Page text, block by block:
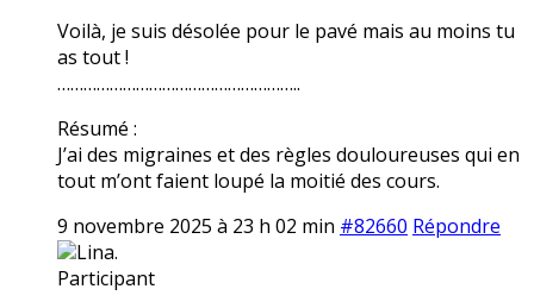
Voilà, je suis désolée pour le pavé mais au moins tu
as tout !
………………………………………………..
Résumé :
J’ai des migraines et des règles douloureuses qui en
tout m’ont faient loupé la moitié des cours.
9 novembre 2025 à 23 h 02 min #82660 Répondre
Lina.
Participant